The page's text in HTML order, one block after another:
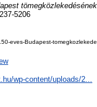
5206
eves-Budapest-
wp-content/uploads/2...